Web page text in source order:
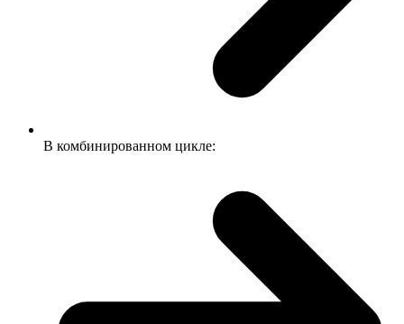
В комбинированном цикле: